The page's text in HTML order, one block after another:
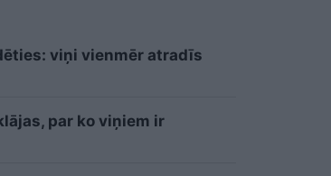
viņi vienmēr atradīs
par ko viņiem ir